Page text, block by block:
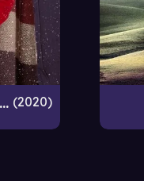
On the 12th Date of Christmas 2020